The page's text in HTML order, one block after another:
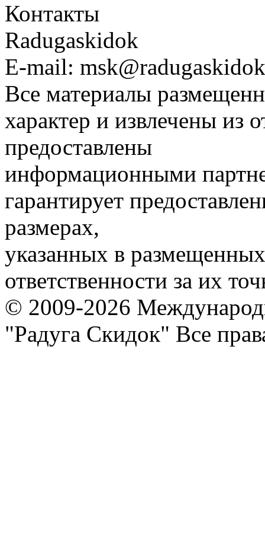
Контакты
Radugaskidok
E-mail:
Все материалы
характер и извлечены из
предоставлены
информационными
гарантирует
размерах,
указанных в
ответственности за их
© 2009-2026
"Радуга Скидок" Все